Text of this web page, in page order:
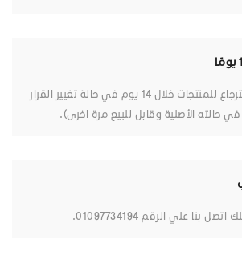
يمكنك عمل طلب استرجاع للمنتجات خلال 14 يوم في حالة تغيير القرار
حالته الأصلية وقابل للبيع مرة اخرى).
علي الرقم 01097734194.